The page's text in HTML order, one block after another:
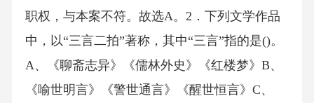
职权，与本案不符。故选A。2．下列文学作品
中，以“三言二拍”著称，其中“三言”指的是()。
A、《聊斋志异》《儒林外史》《红楼梦》B、
《喻世明言》《警世通言》《醒世恒言》C、